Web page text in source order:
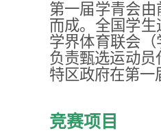
第一届学青会
而成。全国学
学界体育联会
负责甄选运动
特区政府在第一
竞赛项目